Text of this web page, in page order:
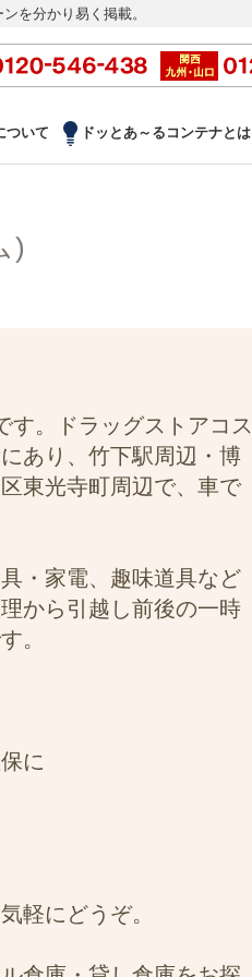
を分かり易く掲載。
ついて ドッとあ～るコンテナとは
)
す。ドラッグストアコス
あり、竹下駅周辺・博
東光寺町周辺で、車で
・家電、趣味道具など
から引越し前後の一時
。
に
軽にどうぞ。